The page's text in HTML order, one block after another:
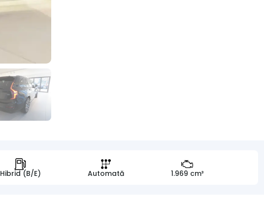
Hibrid (B/E) Automată 1.969 cm³